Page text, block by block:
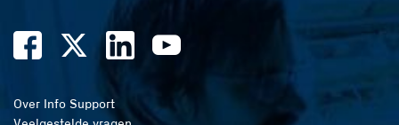
Over Info Support